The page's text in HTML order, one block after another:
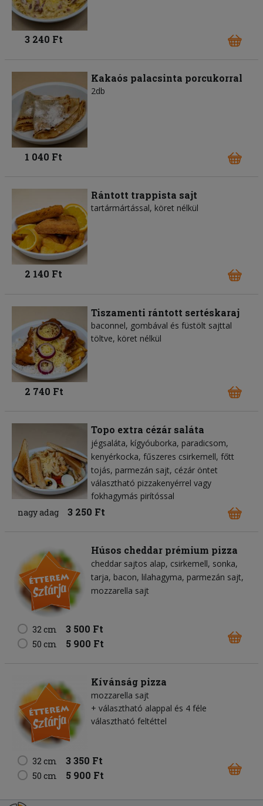
3 240 Ft
Kakaós palacsinta porcukorral
2db
1 040 Ft
Rántott trappista sajt
tartármártással, köret nélkül
2 140 Ft
Tiszamenti rántott sertéskaraj
baconnel, gombával és füstölt sajttal
töltve, köret nélkül
2 740 Ft
Topo extra cézár saláta
jégsaláta kígyóuborka paradicsom
kenyérkocka fűszeres csirkemell főtt
tojás parmezán sajt cézár öntet
választható pizzakenyérrel vagy
fokhagymás pirítóssal
nagy adag
3 250 Ft
Húsos cheddar prémium pizza
cheddar sajtos alap csirkemell sonka
tarja bacon lilahagyma parmezán sajt
mozzarella sajt
32 cm 3 500 Ft
50 cm 5 900 Ft
Kívánság pizza
mozzarella sajt
+ választható alappal és 4 féle
választható feltéttel
32 cm 3 350 Ft
50 cm 5 900 Ft